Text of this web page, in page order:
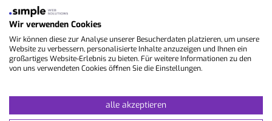
Nordamerika
Südamerika
Australien / Ozeanien
Wir verwenden Cookies
Wir können diese zur Analyse unserer Besucherdaten platzieren, um unsere
Website zu verbessern, personalisierte Inhalte anzuzeigen und Ihnen ein
großartiges Website-Erlebnis zu bieten. Für weitere Informationen zu den
von uns verwendeten Cookies öffnen Sie die Einstellungen.
alle akzeptieren